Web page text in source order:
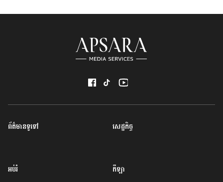
ព័ត៌មានទូទៅ សេដ្ឋកិច្ច
អប់រំ កីឡា